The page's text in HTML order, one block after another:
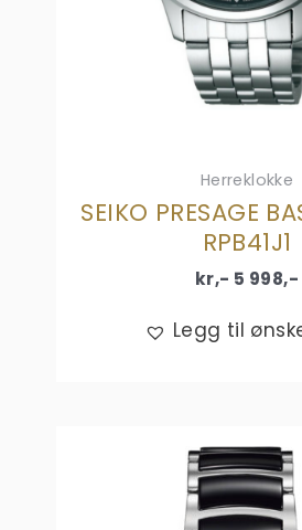
Herreklokke
SEIKO PRESAGE
RPB41J1
kr,- 5 998,-
Legg til